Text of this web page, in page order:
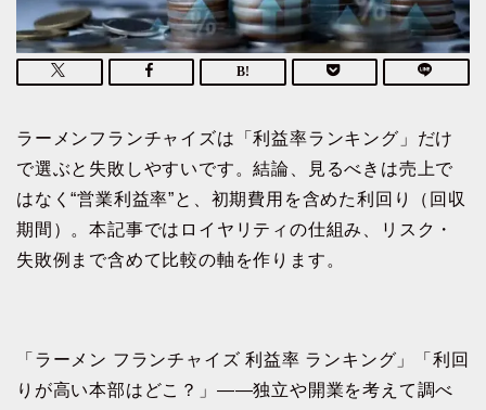
ラーメンフランチャイズは「利益率ランキング」だけ
で選ぶと失敗しやすいです。結論、見るべきは売上で
はなく“営業利益率”と、初期費用を含めた利回り（回収
期間）。本記事ではロイヤリティの仕組み、リスク・
失敗例まで含めて比較の軸を作ります。
「ラーメン フランチャイズ 利益率 ランキング」「利回
りが高い本部はどこ？」――独立や開業を考えて調べ